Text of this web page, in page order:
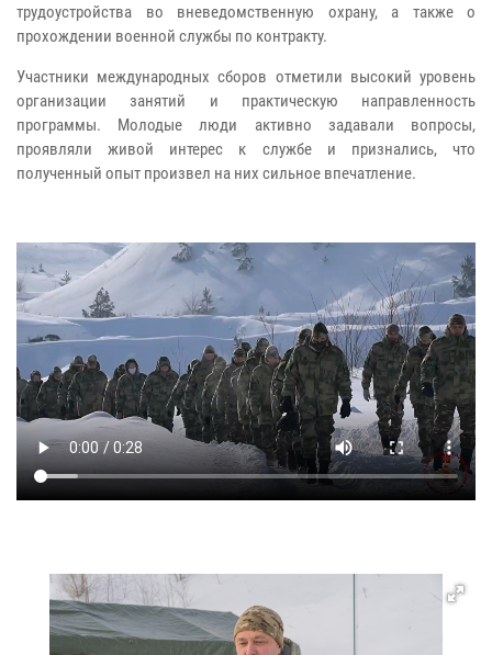
трудоустройства во вневедомственную охрану, а также о
прохождении военной службы по контракту.
Участники международных сборов отметили высокий уровень
организации занятий и практическую направленность
программы. Молодые люди активно задавали вопросы,
проявляли живой интерес к службе и признались, что
полученный опыт произвел на них сильное впечатление.